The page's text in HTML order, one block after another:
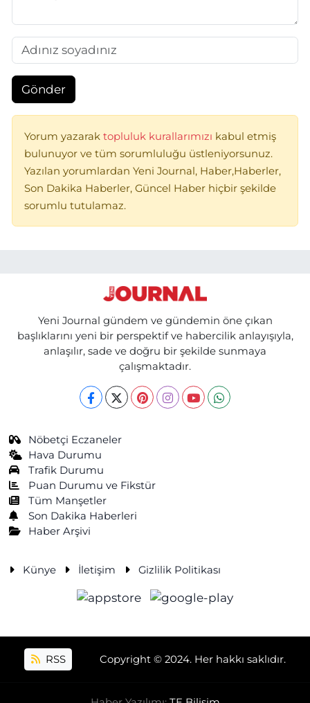
Gönder
Yorum yazarak topluluk kurallarımızı kabul etmiş
bulunuyor ve tüm sorumluluğu üstleniyorsunuz.
Yazılan yorumlardan Yeni Journal, Haber,Haberler,
Son Dakika Haberler, Güncel Haber hiçbir şekilde
sorumlu tutulamaz.
Yeni Journal gündem ve gündemin öne çıkan
başlıklarını yeni bir perspektif ve habercilik anlayışıyla,
anlaşılır, sade ve doğru bir şekilde sunmaya
çalışmaktadır.
Nöbetçi Eczaneler
Hava Durumu
Trafik Durumu
Puan Durumu ve Fikstür
Tüm Manşetler
Son Dakika Haberleri
Haber Arşivi
Künye İletişim Gizlilik Politikası
RSS Copyright © 2024. Her hakkı saklıdır.